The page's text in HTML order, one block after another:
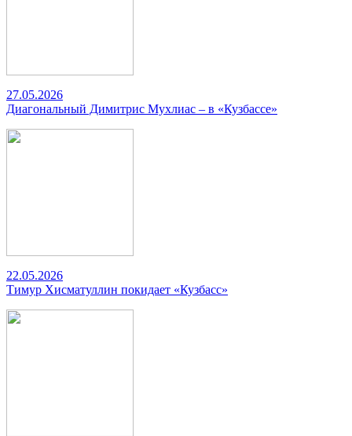
27.05.2026
Диагональный Димитрис Мухлиас – в «Кузбассе»
22.05.2026
Тимур Хисматуллин покидает «Кузбасс»